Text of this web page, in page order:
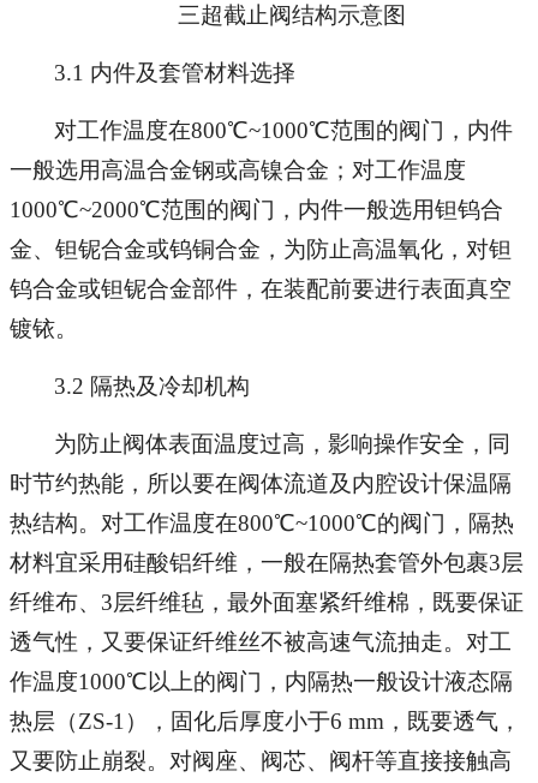
三超截止阀结构示意图
3.1 内件及套管材料选择
对工作温度在800℃~1000℃范围的阀门，内件
一般选用高温合金钢或高镍合金；对工作温度
1000℃~2000℃范围的阀门，内件一般选用钽钨合
金、钽铌合金或钨铜合金，为防止高温氧化，对钽
钨合金或钽铌合金部件，在装配前要进行表面真空
镀铱。
3.2 隔热及冷却机构
为防止阀体表面温度过高，影响操作安全，同
时节约热能，所以要在阀体流道及内腔设计保温隔
热结构。对工作温度在800℃~1000℃的阀门，隔热
材料宜采用硅酸铝纤维，一般在隔热套管外包裹3层
纤维布、3层纤维毡，最外面塞紧纤维棉，既要保证
透气性，又要保证纤维丝不被高速气流抽走。对工
作温度1000℃以上的阀门，内隔热一般设计液态隔
热层（ZS-1），固化后厚度小于6 mm，既要透气，
又要防止崩裂。对阀座、阀芯、阀杆等直接接触高